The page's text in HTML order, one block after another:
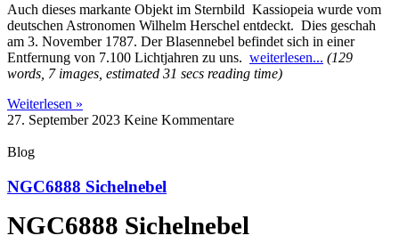
Auch dieses markante Objekt im Sternbild Kassiopeia wurde vom
deutschen Astronomen Wilhelm Herschel entdeckt. Dies geschah
am 3. November 1787. Der Blasennebel befindet sich in einer
Entfernung von 7.100 Lichtjahren zu uns. weiterlesen... (129
words, 7 images, estimated 31 secs reading time)
Weiterlesen »
27. September 2023 Keine Kommentare
Blog
NGC6888 Sichelnebel
NGC6888 Sichelnebel